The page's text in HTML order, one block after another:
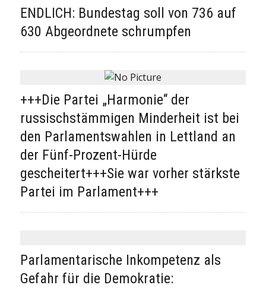
ENDLICH: Bundestag soll von 736 auf
630 Abgeordnete schrumpfen
+++Die Partei „Harmonie“ der
russischstämmigen Minderheit ist bei
den Parlamentswahlen in Lettland an
der Fünf-Prozent-Hürde
gescheitert+++Sie war vorher stärkste
Partei im Parlament+++
Parlamentarische Inkompetenz als
Gefahr für die Demokratie: